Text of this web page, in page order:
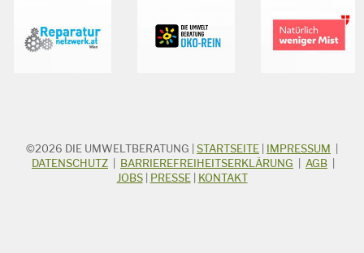
STICHWORTSUCHE
Suchbegriff
©2026 DIE UMWELTBERATUNG STARTSEITE IMPRESSUM
DATENSCHUTZ
BARRIEREFREIHEITSERKLÄRUNG AGB
JOBS| PRESSE| KONTAKT